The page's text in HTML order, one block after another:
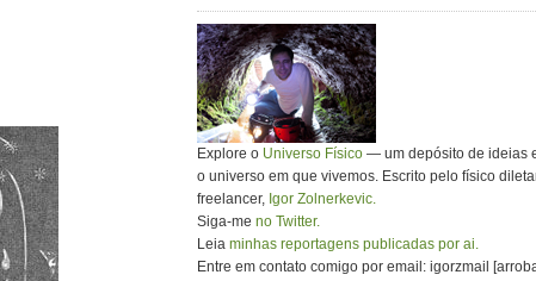
Explore o Universo Físico — um depósito de ideias
o universo em que vivemos. Escrito pelo físico
freelancer, Igor Zolnerkevic.
Siga-me no Twitter.
Leia minhas reportagens publicadas por ai.
Entre em contato comigo por email: igorzmail